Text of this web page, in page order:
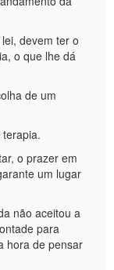
devem ter o
o que lhe dá
de um
o prazer em
um lugar
não aceitou a
para
hora de pensar